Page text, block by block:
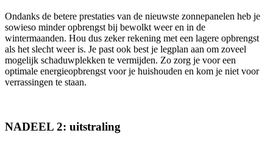
Ondanks de betere prestaties van de nieuwste zonnepanelen heb je
sowieso minder opbrengst bij bewolkt weer en in de
wintermaanden. Hou dus zeker rekening met een lagere opbrengst
als het slecht weer is. Je past ook best je legplan aan om zoveel
mogelijk schaduwplekken te vermijden. Zo zorg je voor een
optimale energieopbrengst voor je huishouden en kom je niet voor
verrassingen te staan.
NADEEL 2: uitstraling